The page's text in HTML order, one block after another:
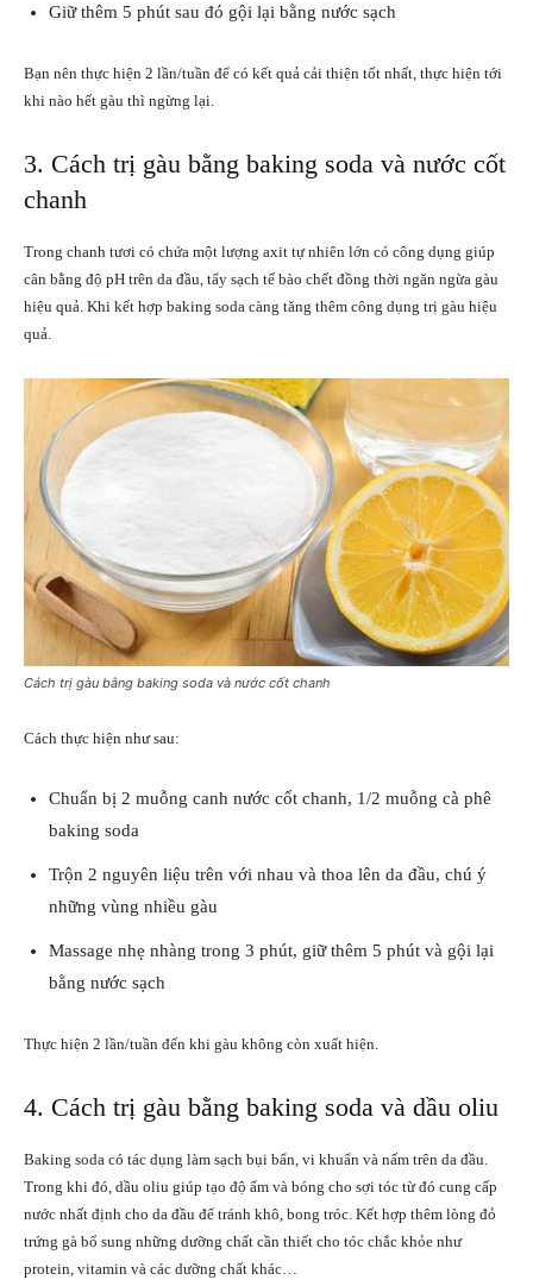
Giữ thêm 5 phút sau đó gội lại bằng nước sạch
Bạn nên thực hiện 2 lần/tuần để có kết quả cải thiện tốt nhất, thực hiện tới
khi nào hết gàu thì ngừng lại.
3. Cách trị gàu bằng baking soda và nước cốt
chanh
Trong chanh tươi có chứa một lượng axit tự nhiên lớn có công dụng giúp
cân bằng độ pH trên da đầu, tẩy sạch tế bào chết đồng thời ngăn ngừa gàu
hiệu quả. Khi kết hợp baking soda càng tăng thêm công dụng trị gàu hiệu
quả.
Cách trị gàu bằng baking soda và nước cốt chanh
Cách thực hiện như sau:
Chuẩn bị 2 muỗng canh nước cốt chanh, 1/2 muỗng cà phê
baking soda
Trộn 2 nguyên liệu trên với nhau và thoa lên da đầu, chú ý
những vùng nhiều gàu
Massage nhẹ nhàng trong 3 phút, giữ thêm 5 phút và gội lại
bằng nước sạch
Thực hiện 2 lần/tuần đến khi gàu không còn xuất hiện.
4. Cách trị gàu bằng baking soda và dầu oliu
Baking soda có tác dụng làm sạch bụi bẩn, vi khuẩn và nấm trên da đầu.
Trong khi đó, dầu oliu giúp tạo độ ẩm và bóng cho sợi tóc từ đó cung cấp
nước nhất định cho da đầu để tránh khô, bong tróc. Kết hợp thêm lòng đỏ
trứng gà bổ sung những dưỡng chất cần thiết cho tóc chắc khỏe như
protein, vitamin và các dưỡng chất khác…